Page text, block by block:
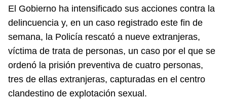
El Gobierno ha intensificado sus acciones contra la
delincuencia y, en un caso registrado este fin de
semana, la Policía rescató a nueve extranjeras,
víctima de trata de personas, un caso por el que se
ordenó la prisión preventiva de cuatro personas,
tres de ellas extranjeras, capturadas en el centro
clandestino de explotación sexual.